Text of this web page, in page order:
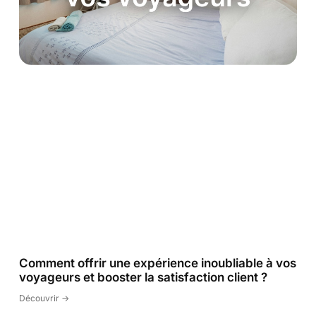
Comment offrir une expérience inoubliable à vos
voyageurs et booster la satisfaction client ?
Découvrir ->